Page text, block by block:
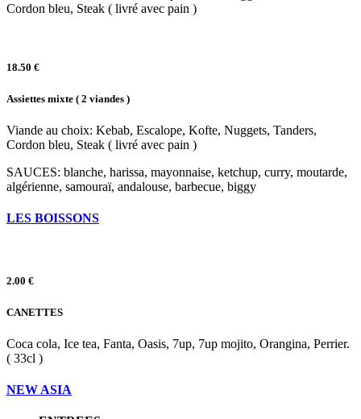
Cordon bleu, Steak ( livré avec pain )
18.50 €
Assiettes mixte ( 2 viandes )
Viande au choix: Kebab, Escalope, Kofte, Nuggets, Tanders,
Cordon bleu, Steak ( livré avec pain )
SAUCES: blanche, harissa, mayonnaise, ketchup, curry, moutarde,
algérienne, samouraï, andalouse, barbecue, biggy
LES BOISSONS
2.00 €
CANETTES
Coca cola, Ice tea, Fanta, Oasis, 7up, 7up mojito, Orangina, Perrier.
( 33cl )
NEW ASIA